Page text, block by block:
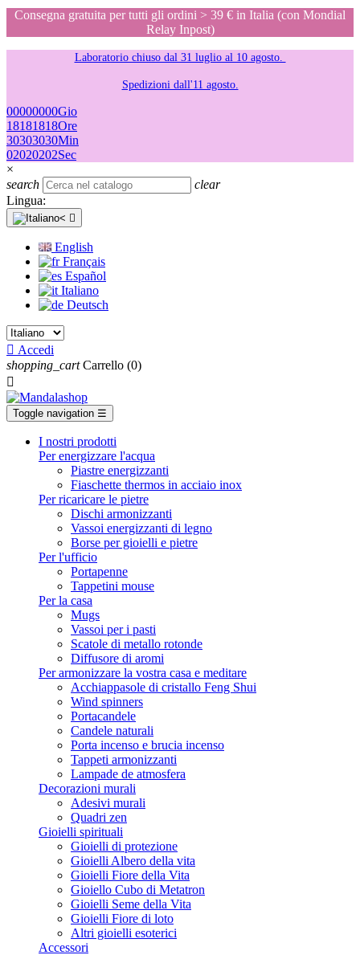
Consegna gratuita per tutti gli ordini > 39 € in Italia (con Mondial
Relay Inpost)
Laboratorio chiuso dal 31 luglio al 10 agosto.
Spedizioni dall'11 agosto.
00000000Gio
18181818Ore
30303030Min
02020202Sec
×
search
clear
Lingua:

English
Français
Español
Italiano
Deutsch
 Accedi
shopping_cart Carrello (0)

Toggle navigation ☰
I nostri prodotti
Per energizzare l'acqua
Piastre energizzanti
Fiaschette thermos in acciaio inox
Per ricaricare le pietre
Dischi armonizzanti
Vassoi energizzanti di legno
Borse per gioielli e pietre
Per l'ufficio
Portapenne
Tappetini mouse
Per la casa
Mugs
Vassoi per i pasti
Scatole di metallo rotonde
Diffusore di aromi
Per armonizzare la vostra casa e meditare
Acchiappasole di cristallo Feng Shui
Wind spinners
Portacandele
Candele naturali
Porta incenso e brucia incenso
Tappeti armonizzanti
Lampade de atmosfera
Decorazioni murali
Adesivi murali
Quadri zen
Gioielli spirituali
Gioielli di protezione
Gioielli Albero della vita
Gioielli Fiore della Vita
Gioiello Cubo di Metatron
Gioielli Seme della Vita
Gioielli Fiore di loto
Altri gioielli esoterici
Accessori